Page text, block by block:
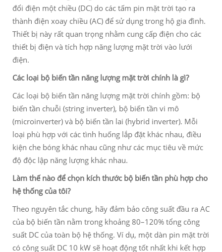
đổi điện một chiều (DC) do các tấm pin mặt trời tạo ra
thành điện xoay chiều (AC) để sử dụng trong hộ gia đình.
Thiết bị này rất quan trọng nhằm cung cấp điện cho các
thiết bị điện và tích hợp năng lượng mặt trời vào lưới
điện.
Các loại bộ biến tần năng lượng mặt trời chính là gì?
Các loại bộ biến tần năng lượng mặt trời chính gồm: bộ
biến tần chuỗi (string inverter), bộ biến tần vi mô
(microinverter) và bộ biến tần lai (hybrid inverter). Mỗi
loại phù hợp với các tình huống lắp đặt khác nhau, điều
kiện che bóng khác nhau cũng như các mục tiêu về mức
độ độc lập năng lượng khác nhau.
Làm thế nào để chọn kích thước bộ biến tần phù hợp cho
hệ thống của tôi?
Theo nguyên tắc chung, hãy đảm bảo công suất đầu ra AC
của bộ biến tần nằm trong khoảng 80–120% tổng công
suất DC của toàn bộ hệ thống. Ví dụ, một dàn pin mặt trời
có công suất DC 10 kW sẽ hoạt động tốt nhất khi kết hợp